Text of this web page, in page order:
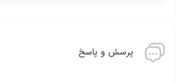
پرسش و پاسخ